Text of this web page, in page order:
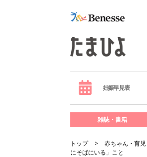
妊娠早見表
雑誌・書籍
トップ 赤ちゃん・育児
にそばにいる」こと